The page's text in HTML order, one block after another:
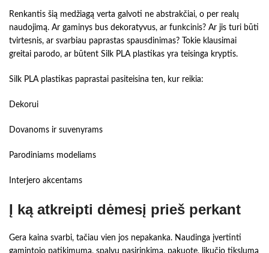
Renkantis šią medžiagą verta galvoti ne abstrakčiai, o per realų
naudojimą. Ar gaminys bus dekoratyvus, ar funkcinis? Ar jis turi būti
tvirtesnis, ar svarbiau paprastas spausdinimas? Tokie klausimai
greitai parodo, ar būtent Silk PLA plastikas yra teisinga kryptis.
Silk PLA plastikas paprastai pasiteisina ten, kur reikia:
Dekorui
Dovanoms ir suvenyrams
Parodiniams modeliams
Interjero akcentams
Į ką atkreipti dėmesį prieš perkant
Gera kaina svarbi, tačiau vien jos nepakanka. Naudinga įvertinti